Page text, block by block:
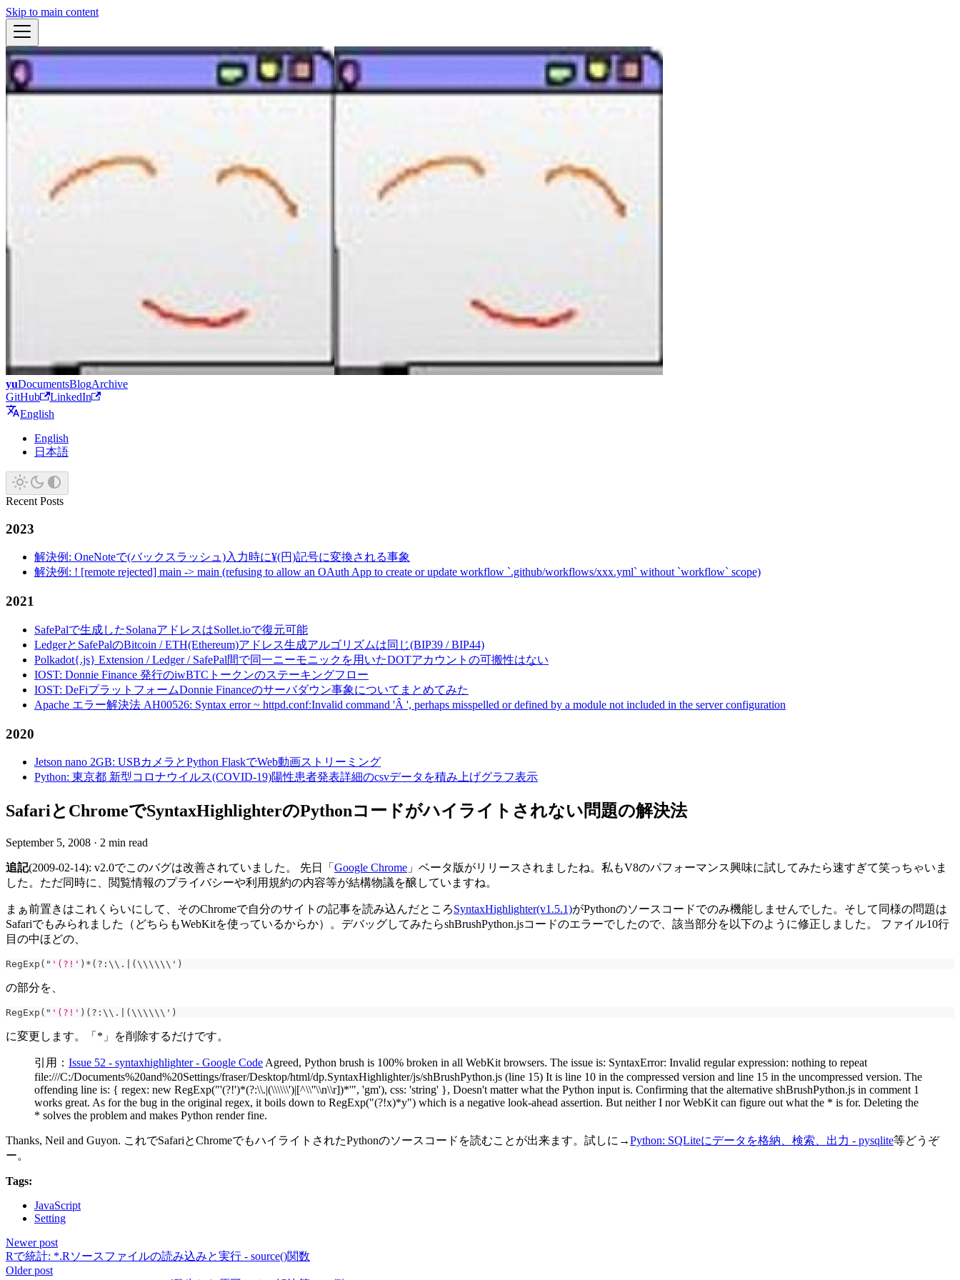
Skip to main content
yuDocumentsBlogArchive
GitHub
LinkedIn
English
English
日本語
Recent Posts
2023
解決例: OneNoteで(バックスラッシュ)入力時に¥(円)記号に変換される事象
解決例: ! [remote rejected] main -> main (refusing to allow an OAuth App to create or update workflow `.github/workflows/xxx.yml` without `workflow` scope)
2021
SafePalで生成したSolanaアドレスはSollet.ioで復元可能
LedgerとSafePalのBitcoin / ETH(Ethereum)アドレス生成アルゴリズムは同じ(BIP39 / BIP44)
Polkadot{.js} Extension / Ledger / SafePal間で同一ニーモニックを用いたDOTアカウントの可搬性はない
IOST: Donnie Finance 発行のiwBTCトークンのステーキングフロー
IOST: DeFiプラットフォームDonnie Financeのサーバダウン事象についてまとめてみた
Apache エラー解決法 AH00526: Syntax error ~ httpd.conf:Invalid command 'Â ', perhaps misspelled or defined by a module not included in the server configuration
2020
Jetson nano 2GB: USBカメラとPython FlaskでWeb動画ストリーミング
Python: 東京都 新型コロナウイルス(COVID-19)陽性患者発表詳細のcsvデータを積み上げグラフ表示
SafariとChromeでSyntaxHighlighterのPythonコードがハイライトされない問題の解決法
September 5, 2008 · 2 min read
追記(2009-02-14): v2.0でこのバグは改善されていました。 先日「 Google Chrome 」ベータ版がリリースされましたね。私もV8のパフォーマンス興味に試してみたら速すぎて笑っちゃいま
した。ただ同時に、閲覧情報のプライバシーや利用規約の内容等が結構物議を醸していますね。
まぁ前置きはこれくらいにして、そのChromeで自分のサイトの記事を読み込んだところSyntaxHighlighter(v1.5.1)がPythonのソースコードでのみ機能しませんでした。そして同様の問題は
Safariでもみられました（どちらもWebKitを使っているからか）。デバッグしてみたらshBrushPython.jsコードのエラーでしたので、該当部分を以下のように修正しました。 ファイル10行
目の中ほどの、
RegExp ( " '(?!' ) * ( ? : \\ . ( \\\\\\' )
の部分を、
RegExp ( " '(?!' ) ( ? : \\ . ( \\\\\\' )
に変更します。「*」を削除するだけです。
引用： Issue 52 - syntaxhighlighter - Google Code Agreed, Python brush is 100% broken in all WebKit browsers. The issue is: SyntaxError: Invalid regular expression: nothing to repeat
file:///C:/Documents%20and%20Settings/fraser/Desktop/html/dp.SyntaxHighlighter/js/shBrushPython.js (line 15) It is line 10 in the compressed version and line 15 in the uncompressed version. The
offending line is: { regex: new RegExp("'(?!')*(?:\\.|(\\\\\\')|[^\\''\\n\\r])*'", 'gm'), css: 'string' }, Doesn't matter what the Python input is. Confirming that the alternative shBrushPython.js in comment 1
works great. As for the bug in the original regex, it boils down to RegExp("(?!x)*y") which is a negative look-ahead assertion. But neither I nor WebKit can figure out what the * is for. Deleting the
* solves the problem and makes Python render fine.
Thanks, Neil and Guyon. これでSafariとChromeでもハイライトされたPythonのソースコードを読むことが出来ます。試しに→Python: SQLiteにデータを格納、検索、出力 - pysqlite等どうぞ
ー。
Tags:
JavaScript
Setting
Newer post
Rで統計: *.Rソースファイルの読み込みと実行 - source()関数
Older post